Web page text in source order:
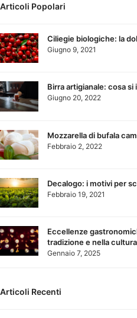
Articoli Popolari
Ciliegie biologiche: la
Giugno 9, 2021
Birra artigianale: cosa
Giugno 20, 2022
Mozzarella di bufala
Febbraio 2, 2022
Decalogo: i motivi per
Febbraio 19, 2021
Eccellenze
tradizione e nella
Gennaio 7, 2025
Articoli Recenti